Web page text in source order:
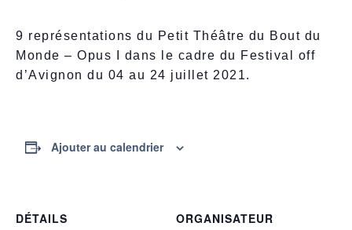
9 représentations du Petit Théâtre du Bout du
Monde – Opus I dans le cadre du Festival off
d’Avignon du 04 au 24 juillet 2021.
Ajouter au calendrier
DÉTAILS
ORGANISATEUR